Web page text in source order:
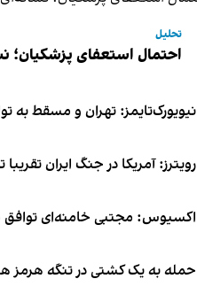
تحلیل
احتمال استعفای پزشکیان؛
نیویورک‌تایمز: تهران و مسقط به
رویترز: آمریکا در جنگ ایران
اکسیوس: مجتبی خامنه‌ای توافق
حمله به یک کشتی در تنگه هرمز